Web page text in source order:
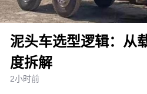
泥头车选型逻辑：从
度拆解
2小时前